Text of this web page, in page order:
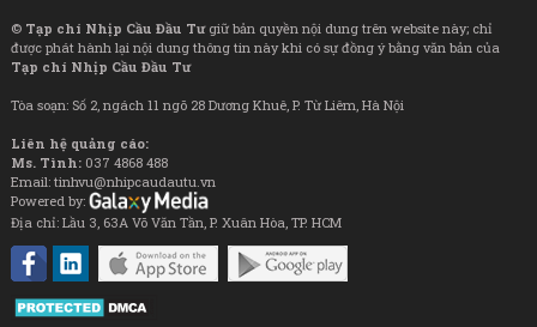
© Tạp chí Nhịp Cầu Đầu Tưgiữ bản quyền nội dung trên website này; chỉ
được phát hành lại nội dung thông tin này khi có sự đồng ý bằng văn bản của
Tạp chí Nhịp Cầu Đầu Tư
Tòa soạn: Số 2, ngách 11 ngõ 28 Dương Khuê, P. Từ Liêm, Hà Nội
Liên hệ quảng cáo:
Ms. Tình: 037 4868 488
Email: tinhvu@nhipcaudautu.vn
Powered by:
Địa chỉ: Lầu 3, 63A Võ Văn Tần, P. Xuân Hòa, TP. HCM